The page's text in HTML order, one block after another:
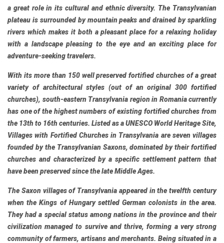
a great role in its cultural and ethnic diversity. The Transylvanian
plateau is surrounded by mountain peaks and drained by sparkling
rivers which makes it both a pleasant place for a relaxing holiday
with a landscape pleasing to the eye and an exciting place for
adventure-seeking travelers.
With its more than 150 well preservedfortified churches of a great
variety of architectural styles (out of an original 300 fortified
churches), south-eastern Transylvania region in Romania currently
has one of the highest numbers of existing fortified churches from
the 13th to 16th centuries. Listed as aUNESCO World Heritage Site,
Villages with Fortified Churchesin Transylvania are seven villages
founded by the Transylvanian Saxons, dominated by their fortified
churches and characterized by a specific settlement pattern that
have been preserved since the late Middle Ages.
The Saxon villages of Transylvania appeared in the twelfth century
when the Kings of Hungary settled German colonists in the area.
They had a special status among nations in the province and their
civilization managed to survive and thrive, forming a very strong
community of farmers, artisans and merchants. Being situated in a